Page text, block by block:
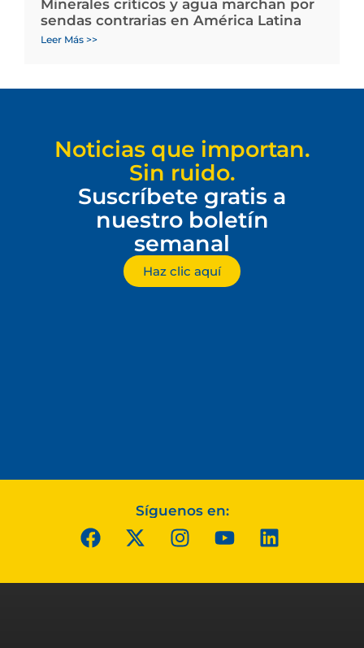
Minerales críticos y agua marchan por
sendas contrarias en América Latina
Leer Más >>
Noticias que importan.
Sin ruido.
Suscríbete gratis a
nuestro boletín
semanal
Haz clic aquí
Síguenos en: